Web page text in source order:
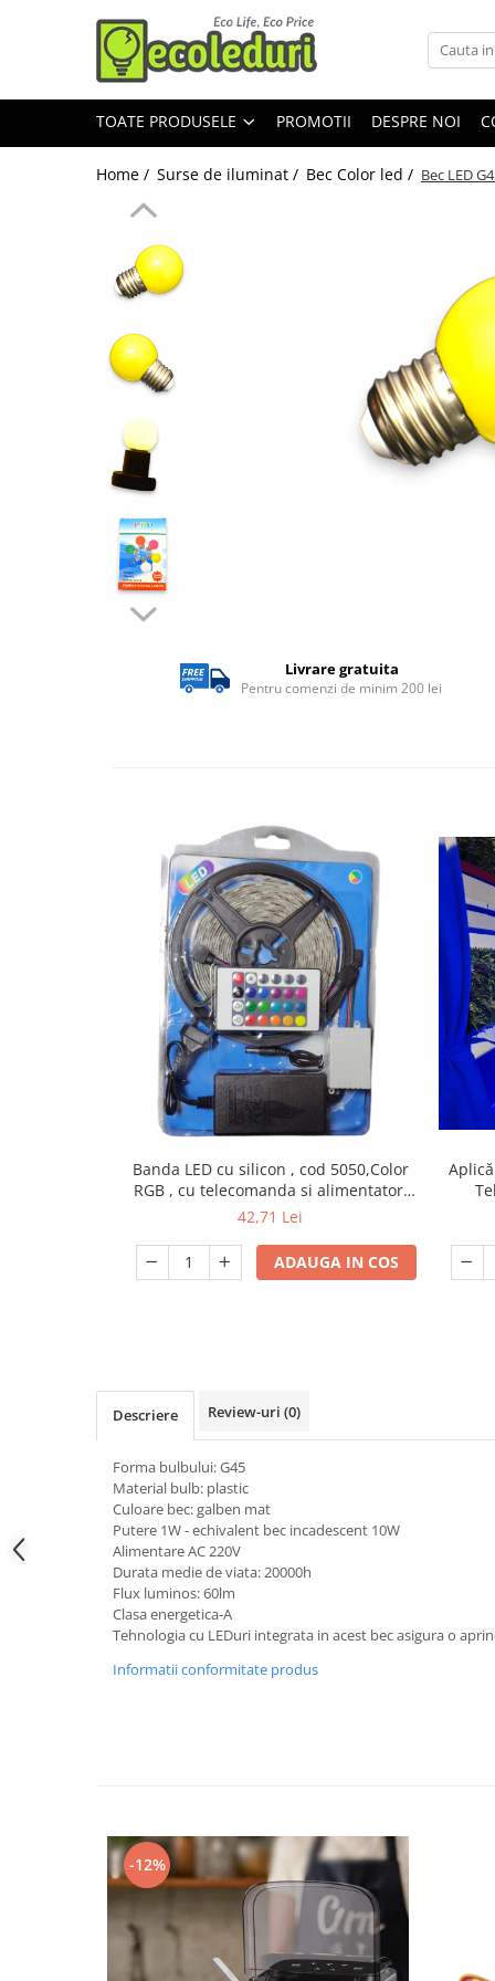
Toate Produsele
Surse de iluminat
Banda LED
Bec Color led
Bec incandescent (Clasic)
Becuri Led
Ghirlande luminoase
Modul Led pentru aplica
Tub Neon Fluorescent (Clasic)
Tub Neon LED
Corpuri de iluminat
Spoturi LED
Corpuri Led - industriale
Veioze/Lămpi/lampa de veghe
Lampi emergente
Aparataj şi accesorii
Bară alimentare nul
Cablu electric, canal cablu
Cap prelungitor
Dulii/Dulie adaptor
Electrocasnice de mici dimensiuni
Mufe,Accesorii TV
Multimetru Digital
Prelungitoare/Derulatoare
Corpuri Led lineare
Butuc yala,Broaste usa,Lacat
TOATE PRODUSELE PROMOTII DESPRE NOI
Home / Surse de iluminat / Bec Color led / Bec LED
Livrare gratuita
Pentru comenzi de minim 200 lei
Banda LED cu silicon , cod 5050,Color
RGB , cu telecomanda si alimentator,
lungime 5 M
42,71 Lei
ADAUGA IN COS
Descriere Review-uri (0)
Forma bulbului: G45
Material bulb: plastic
Culoare bec: galben mat
Putere 1W - echivalent bec incadescent 10W
Alimentare AC 220V
Durata medie de viata: 20000h
Flux luminos: 60lm
Clasa energetica-A
Tehnologia cu LEDuri integrata in acest bec asigura o
Informatii conformitate produs
-12%